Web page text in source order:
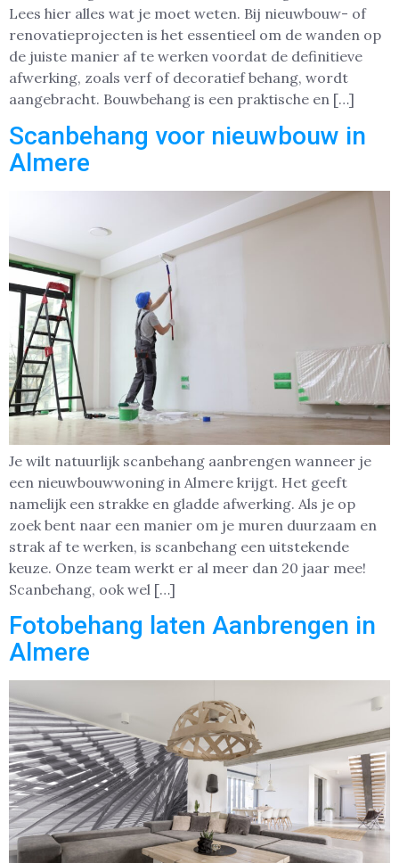
Lees hier alles wat je moet weten. Bij nieuwbouw- of
renovatieprojecten is het essentieel om de wanden op
de juiste manier af te werken voordat de definitieve
afwerking, zoals verf of decoratief behang, wordt
aangebracht. Bouwbehang is een praktische en […]
Scanbehang voor nieuwbouw in
Almere
Je wilt natuurlijk scanbehang aanbrengen wanneer je
een nieuwbouwwoning in Almere krijgt. Het geeft
namelijk een strakke en gladde afwerking. Als je op
zoek bent naar een manier om je muren duurzaam en
strak af te werken, is scanbehang een uitstekende
keuze. Onze team werkt er al meer dan 20 jaar mee!
Scanbehang, ook wel […]
Fotobehang laten Aanbrengen in
Almere